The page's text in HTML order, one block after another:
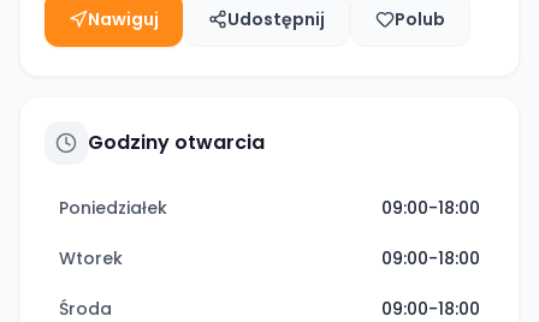
Nawiguj Udostępnij Polub
Godziny otwarcia
Poniedziałek 09:00-18:00
Wtorek 09:00-18:00
Środa 09:00-18:00